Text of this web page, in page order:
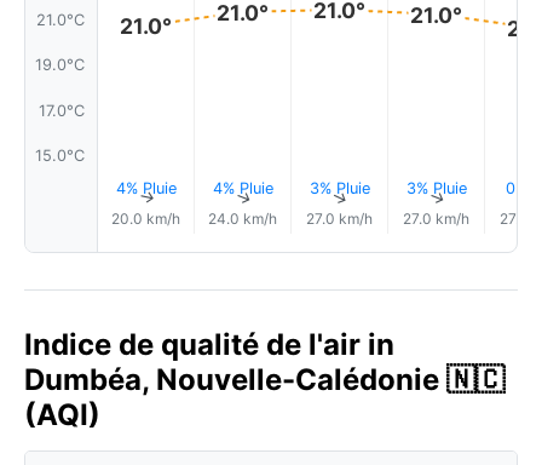
21.0°C
19.0°C
17.0°C
15.0°C
21.0°
4% Pluie
↑
20.0 km/h
21.0°
4% Pluie
↑
24.0 km/h
21.0°
3% Pluie
↑
27.0 km/h
21.0°
3% Pluie
↑
27.0 km/h
0.0
27.0
Indice de qualité de l'air in
Dumbéa, Nouvelle-Calédonie 🇳🇨
(AQI)